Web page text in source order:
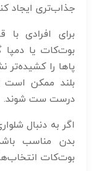
جذاب‌تری ایجاد
برای افرادی با
بوت‌کات یا
پاها را
بلند ممکن است
درست ست شوند.
اگر به دنبال
بدن مناسب
بوت‌کات